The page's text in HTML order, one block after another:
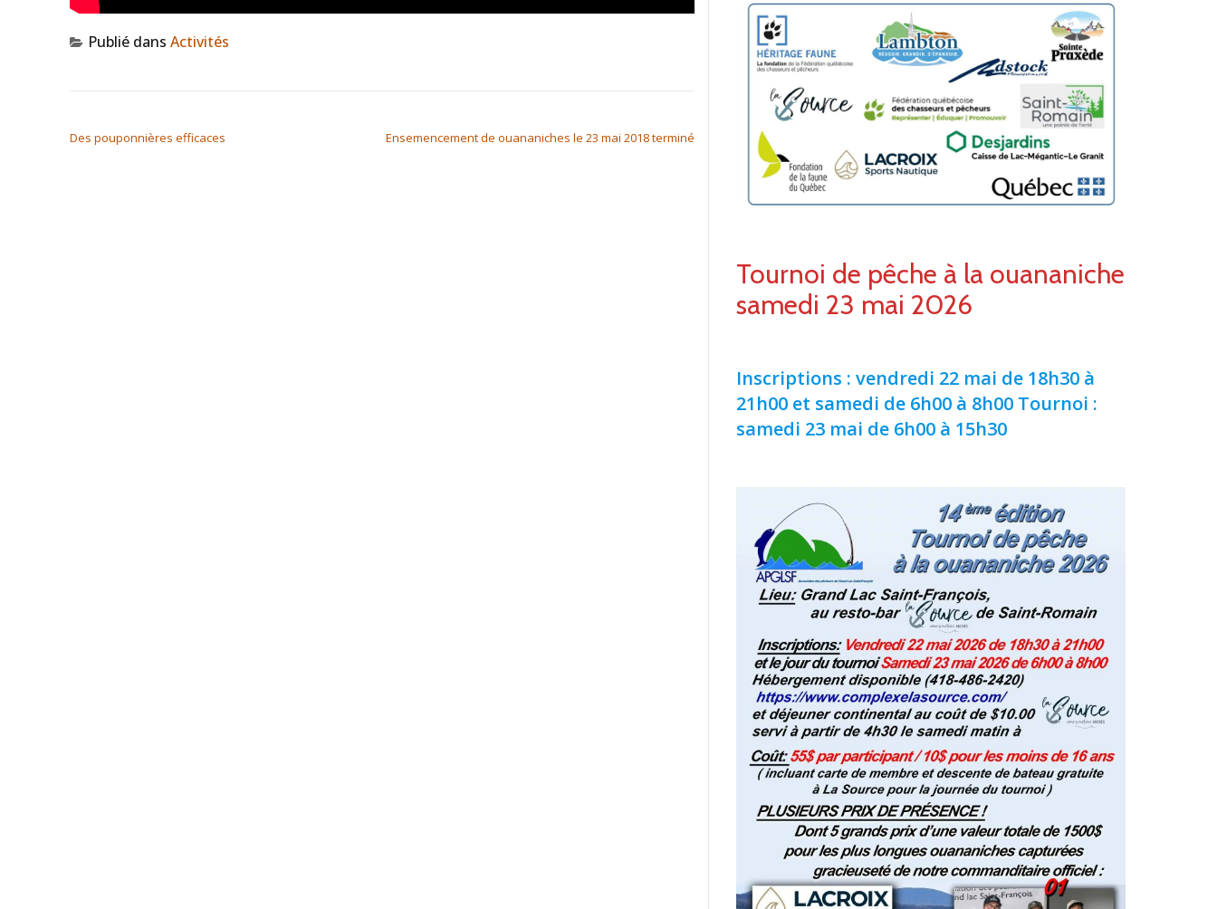
Publié dans Activités
Des pouponnières efficaces Ensemencement de ouananiches le 23 mai 2018 terminé
Tournoi de pêche à la ouananiche
samedi 23 mai 2026
Inscriptions : vendredi 22 mai de 18h30 à
21h00 et samedi de 6h00 à 8h00 Tournoi :
samedi 23 mai de 6h00 à 15h30